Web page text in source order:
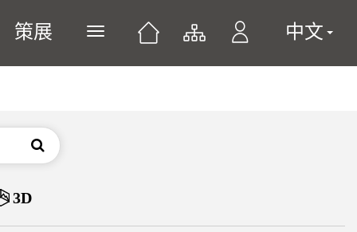
策展 展開或關閉主選單 中文
搜尋
3D